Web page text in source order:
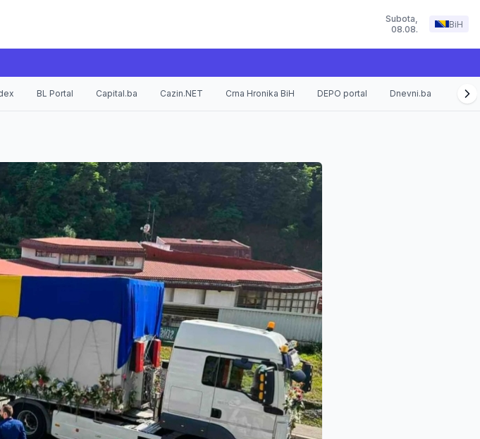
Subota,
08.08.
BiH
BL Portal Capital.ba Cazin.NET Crna Hronika BiH DEPO portal Dnevni.ba